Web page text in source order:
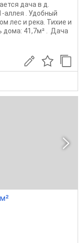
дача в д.
аллея . Удoбный
лес и река. Тихие и
41,7м² . Дача